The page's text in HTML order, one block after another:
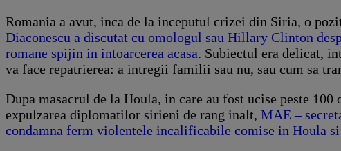
Romania a avut, inca de la inceputul crizei din Siria, o
Diaconescu a discutat cu omologul sau Hillary Clinton
romane spijin in intoarcerea acasa. Subiectul era delicat,
va face repatrierea: a intregii familii sau nu, sau cum sa
Dupa masacrul de la Houla, in care au fost ucise peste
expulzarea diplomatilor sirieni de rang inalt, MAE –
condamna ferm violentele incalificabile comise in Houla